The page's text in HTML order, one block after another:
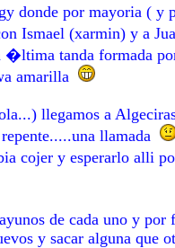
donde por mayoria ( y
Ismael (xarmin) y a
tanda formada
amarilla
llegamos a
llamada
cojer y esperarlo alli
de cada uno y por
y sacar alguna que